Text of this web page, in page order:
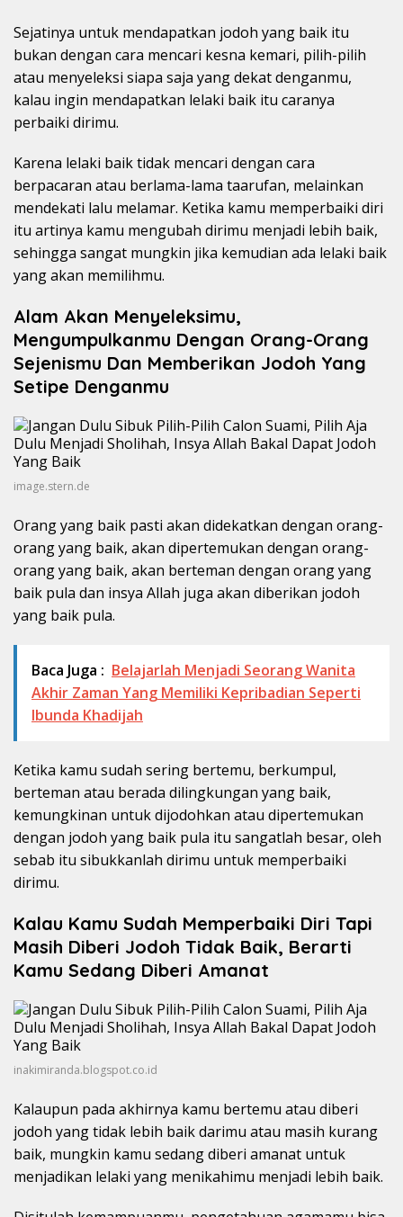
Sejatinya untuk mendapatkan jodoh yang baik itu
bukan dengan cara mencari kesna kemari, pilih-pilih
atau menyeleksi siapa saja yang dekat denganmu,
kalau ingin mendapatkan lelaki baik itu caranya
perbaiki dirimu.
Karena lelaki baik tidak mencari dengan cara
berpacaran atau berlama-lama taarufan, melainkan
mendekati lalu melamar. Ketika kamu memperbaiki diri
itu artinya kamu mengubah dirimu menjadi lebih baik,
sehingga sangat mungkin jika kemudian ada lelaki baik
yang akan memilihmu.
Alam Akan Menyeleksimu,
Mengumpulkanmu Dengan Orang-Orang
Sejenismu Dan Memberikan Jodoh Yang
Setipe Denganmu
image.stern.de
Orang yang baik pasti akan didekatkan dengan orang-
orang yang baik, akan dipertemukan dengan orang-
orang yang baik, akan berteman dengan orang yang
baik pula dan insya Allah juga akan diberikan jodoh
yang baik pula.
Baca Juga : Belajarlah Menjadi Seorang Wanita
Akhir Zaman Yang Memiliki Kepribadian Seperti
Ibunda Khadijah
Ketika kamu sudah sering bertemu, berkumpul,
berteman atau berada dilingkungan yang baik,
kemungkinan untuk dijodohkan atau dipertemukan
dengan jodoh yang baik pula itu sangatlah besar, oleh
sebab itu sibukkanlah dirimu untuk memperbaiki
dirimu.
Kalau Kamu Sudah Memperbaiki Diri Tapi
Masih Diberi Jodoh Tidak Baik, Berarti
Kamu Sedang Diberi Amanat
inakimiranda.blogspot.co.id
Kalaupun pada akhirnya kamu bertemu atau diberi
jodoh yang tidak lebih baik darimu atau masih kurang
baik, mungkin kamu sedang diberi amanat untuk
menjadikan lelaki yang menikahimu menjadi lebih baik.